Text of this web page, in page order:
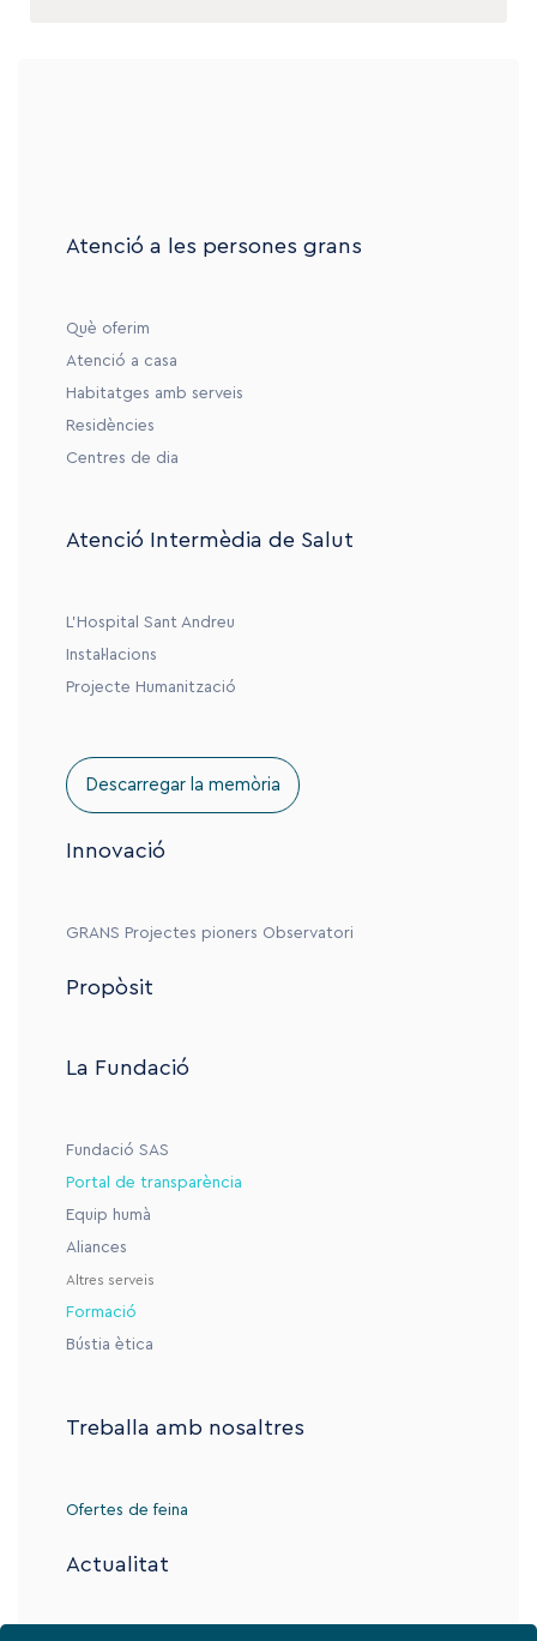
Atenció a les persones grans
Què oferim
Atenció a casa
Habitatges amb serveis
Residències
Centres de dia
Atenció Intermèdia de Salut
L’Hospital Sant Andreu
Instal·lacions
Projecte Humanització
Descarregar la memòria
Innovació
GRANS Projectes pioners Observatori
Propòsit
La Fundació
Fundació SAS
Portal de transparència
Equip humà
Aliances
Altres serveis
Formació
Bústia ètica
Treballa amb nosaltres
Ofertes de feina
Actualitat